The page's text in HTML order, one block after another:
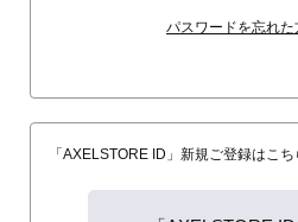
パスワードを忘れた
「AXELSTORE ID」新規ご登録はこち